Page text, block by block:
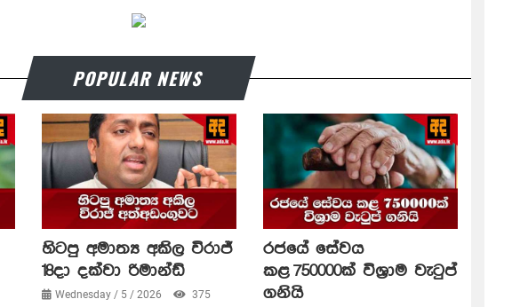
POPULAR NEWS
හිටපු අමාත්‍ය අකිල විරාජ්
18දා දක්වා රිමාන්ඩ්
Wednesday / 5 / 2026 375
රජයේ සේවය
කළ 750000ක් විශ්‍රාම වැටුප්
ගනියි